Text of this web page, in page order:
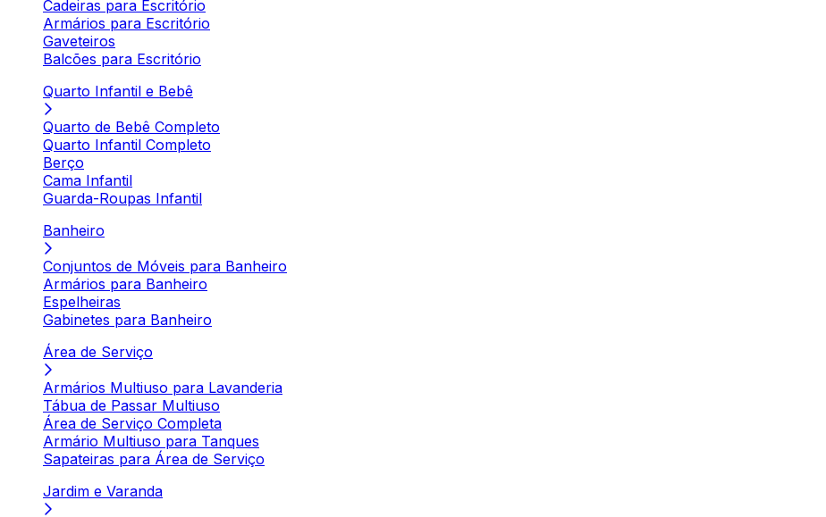
Cadeiras para Escritório
Armários para Escritório
Gaveteiros
Balcões para Escritório
Quarto Infantil e Bebê
Quarto de Bebê Completo
Quarto Infantil Completo
Berço
Cama Infantil
Guarda-Roupas Infantil
Banheiro
Conjuntos de Móveis para Banheiro
Armários para Banheiro
Espelheiras
Gabinetes para Banheiro
Área de Serviço
Armários Multiuso para Lavanderia
Tábua de Passar Multiuso
Área de Serviço Completa
Armário Multiuso para Tanques
Sapateiras para Área de Serviço
Jardim e Varanda